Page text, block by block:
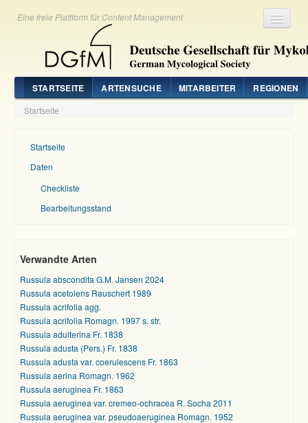
Eine freie Plattform für Content Management
STARTSEITE ARTENSUCHE MITARBEITER REGIONEN
Startseite
Startseite
Daten
Checkliste
Bearbeitungsstand
Verwandte Arten
Russula abscondita G.M. Jansen 2024
Russula acetolens Rauschert 1989
Russula acrifolia agg.
Russula acrifolia Romagn. 1997 s. str.
Russula adulterina Fr. 1838
Russula adusta (Pers.) Fr. 1838
Russula adusta var. coerulescens Fr. 1863
Russula aerina Romagn. 1962
Russula aeruginea Fr. 1863
Russula aeruginea var. cremeo-ochracea R. Socha 2011
Russula aeruginea var. pseudoaeruginea Romagn. 1952